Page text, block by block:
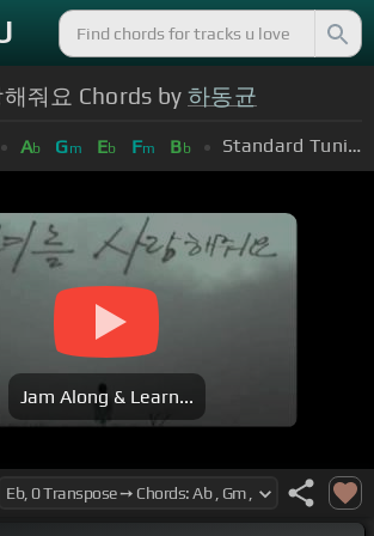
줘요 Chords by 하동균
Ab Gm Eb Fm Bb Standard Tuning (EADGBE)
Jam Along & Learn...